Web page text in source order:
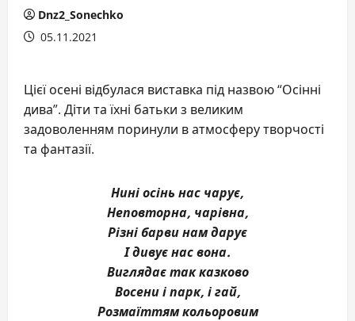
Dnz2_Sonechko
05.11.2021
Цієї осені відбулася виставка під назвою “Осінні
дива”. Діти та їхні батьки з великим
задоволенням поринули в атмосферу творчості
та фантазії.
Нині осінь нас чарує,
Неповторна, чарівна,
Різні барви нам дарує
І дивує нас вона.
Виглядає так казково
Восени і парк, і гай,
Розмаїттям кольоровим